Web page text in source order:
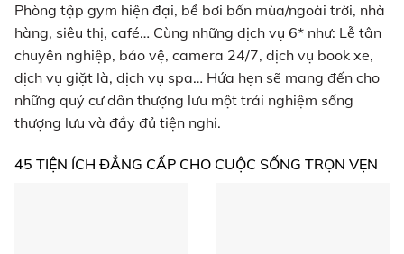
Phòng tập gym hiện đại, bể bơi bốn mùa/ngoài trời, nhà
hàng, siêu thị, café… Cùng những dịch vụ 6* như: Lễ tân
chuyên nghiệp, bảo vệ, camera 24/7, dịch vụ book xe,
dịch vụ giặt là, dịch vụ spa… Hứa hẹn sẽ mang đến cho
những quý cư dân thượng lưu một trải nghiệm sống
thượng lưu và đầy đủ tiện nghi.
45 TIỆN ÍCH ĐẲNG CẤP CHO CUỘC SỐNG TRỌN VẸN